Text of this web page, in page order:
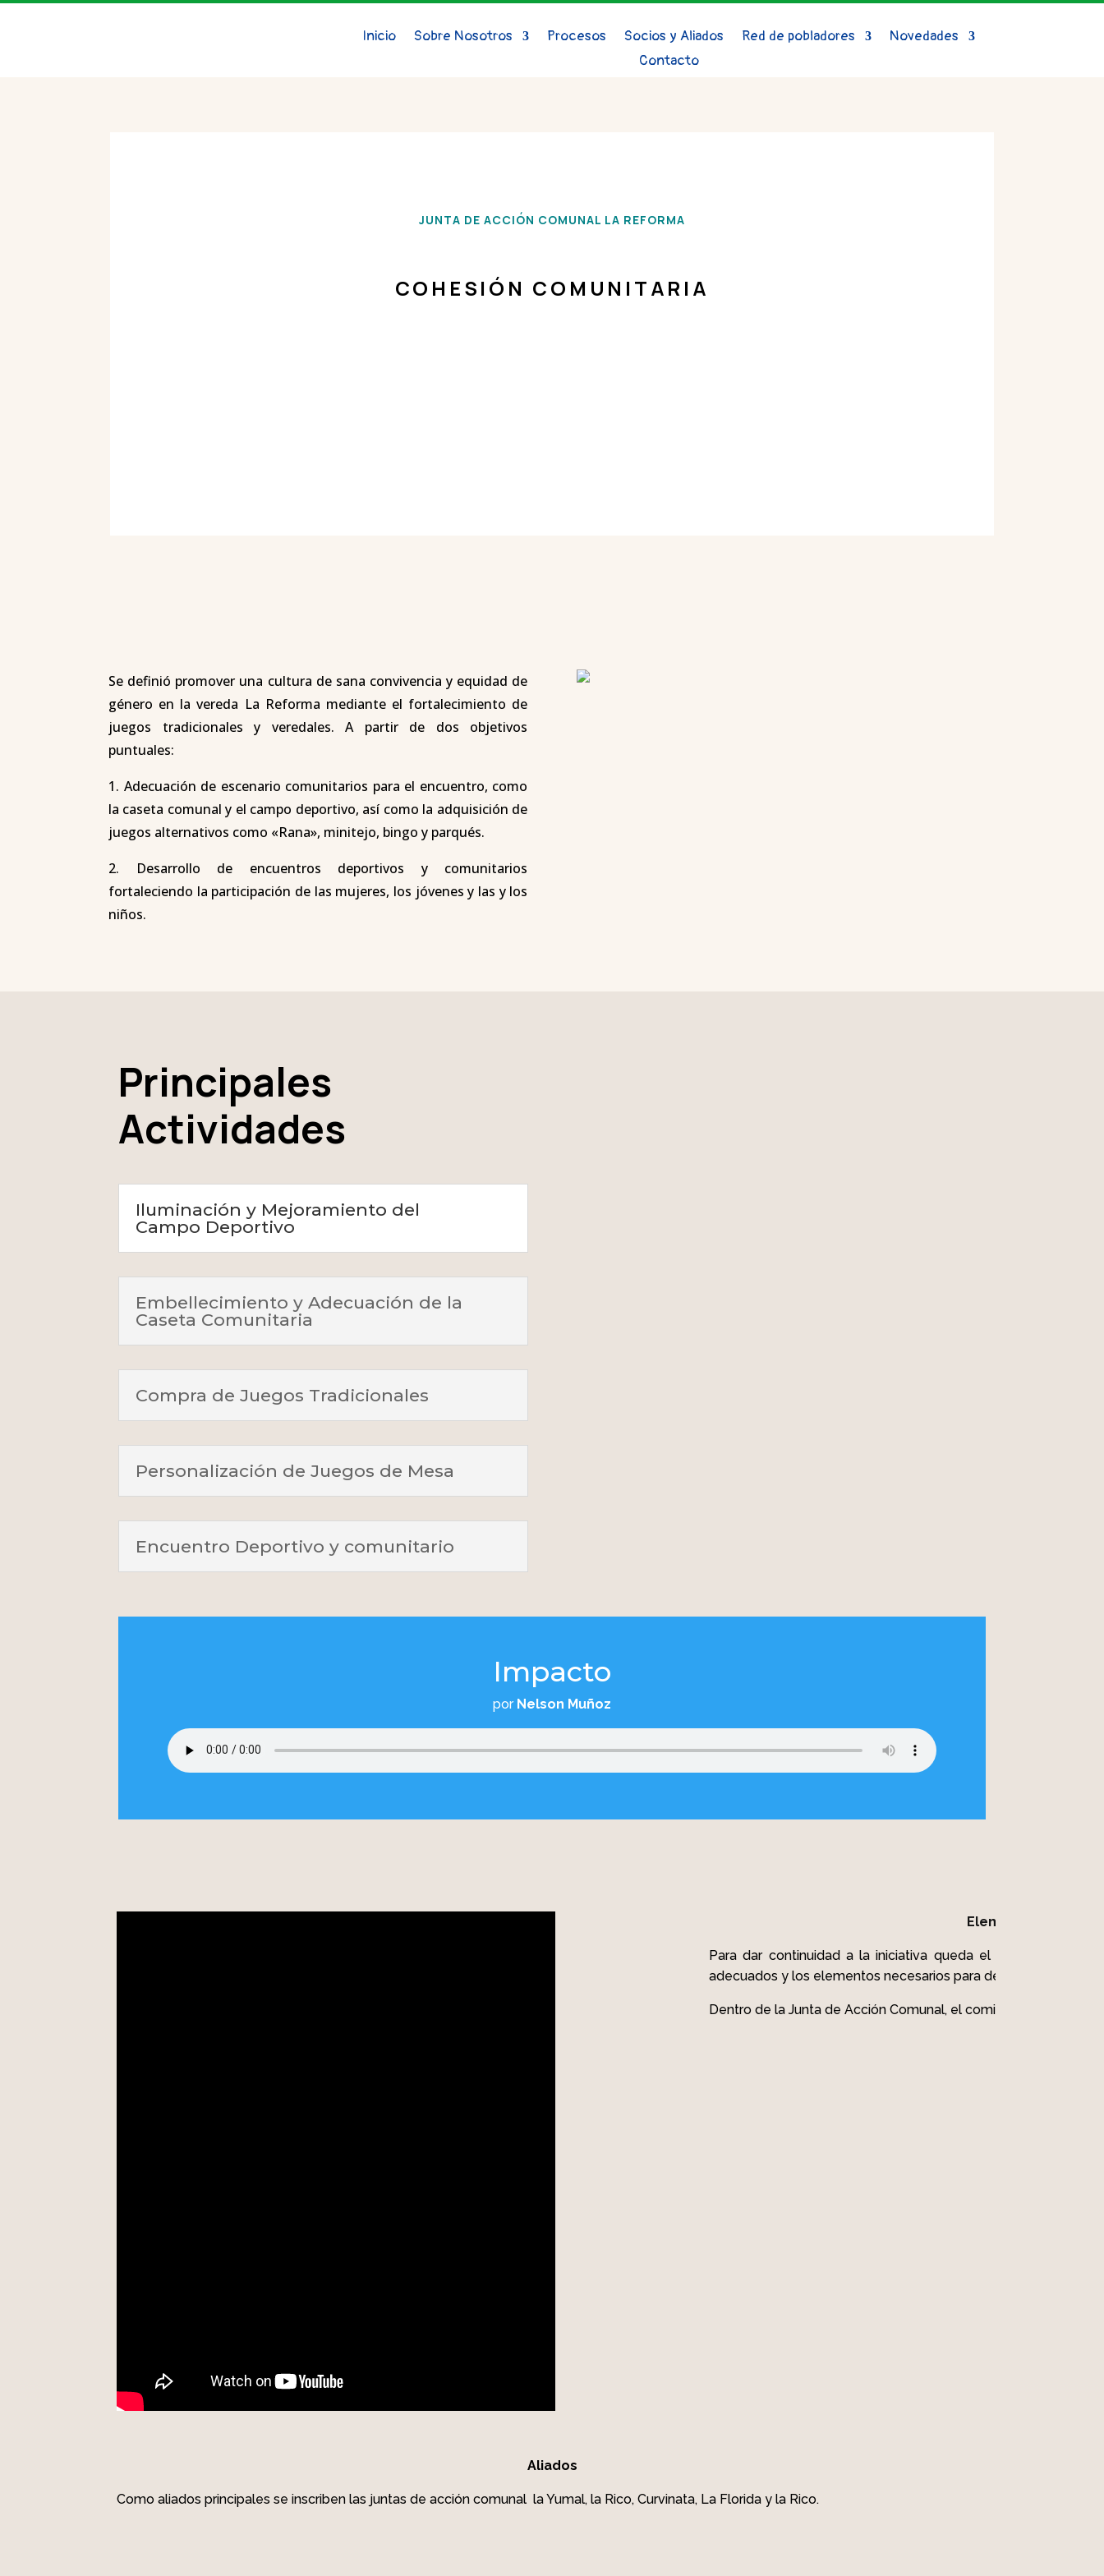
Inicio Sobre Nosotros Procesos Socios y Aliados Red de pobladores
Novedades
Contacto
JUNTA DE ACCIÓN COMUNAL LA REFORMA
COHESIÓN COMUNITARIA
Se definió promover una cultura de sana convivencia y equidad de
género en la vereda La Reforma mediante el fortalecimiento de
juegos tradicionales y veredales. A partir de dos objetivos
puntuales:
1. Adecuación de escenario comunitarios para el encuentro, como
la caseta comunal y el campo deportivo, así como la adquisición de
juegos alternativos como «Rana», minitejo, bingo y parqués.
2. Desarrollo de encuentros deportivos y comunitarios
fortaleciendo la participación de las mujeres, los jóvenes y las y los
niños.
Principales
Actividades
Iluminación y Mejoramiento del
Campo Deportivo
Embellecimiento y Adecuación de la
Caseta Comunitaria
Compra de Juegos Tradicionales
Personalización de Juegos de Mesa
Encuentro Deportivo y comunitario
Impacto
por Nelson Muñoz
Elementos para la
Para dar continuidad a la iniciativa queda el formato
adecuados y los elementos necesarios para desarrollar nuevos
Dentro de la Junta de Acción Comunal, el comité de deporte
Aliados
Como aliados principales se inscriben las juntas de acción comunal la Yumal, la Rico, Curvinata, La Florida y la Rico.